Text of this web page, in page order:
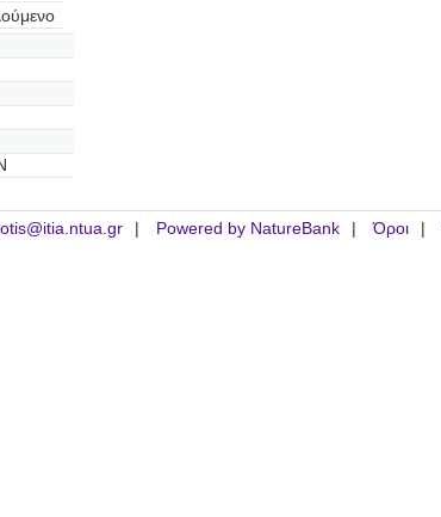
Powered by NatureBank Όροι